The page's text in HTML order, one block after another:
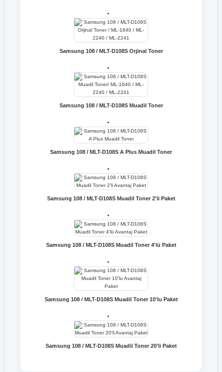
Samsung 108 / MLT-D108S Orjinal Toner
Samsung 108 / MLT-D108S Muadil Toner
Samsung 108 / MLT-D108S A Plus Muadil Toner
Samsung 108 / MLT-D108S Muadil Toner 2'li Paket
Samsung 108 / MLT-D108S Muadil Toner 4'lü Paket
Samsung 108 / MLT-D108S Muadil Toner 10'lu Paket
Samsung 108 / MLT-D108S Muadil Toner 20'li Paket